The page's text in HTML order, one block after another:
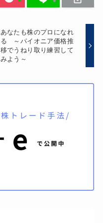
あなたも株のプロになれ
る ～パイオニア価格推
移でうねり取り練習して
みよう～